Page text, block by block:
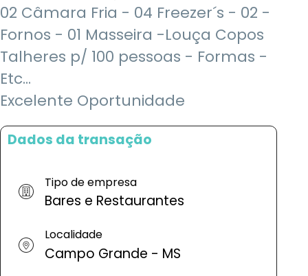
02 Câmara Fria - 04 Freezer´s - 02 -
Fornos - 01 Masseira -Louça Copos
Talheres p/ 100 pessoas - Formas -
Etc...
Excelente Oportunidade
Dados da transação
Tipo de empresa
Bares e Restaurantes
Localidade
Campo Grande - MS